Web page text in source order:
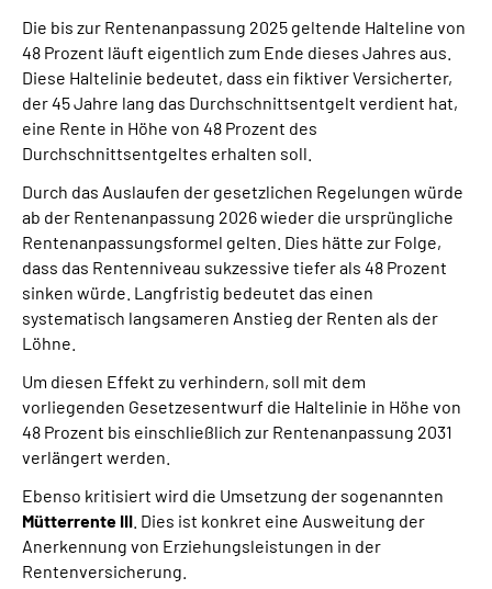
Die bis zur Rentenanpassung 2025 geltende Halteline von
48 Prozent läuft eigentlich zum Ende dieses Jahres aus.
Diese Haltelinie bedeutet, dass ein fiktiver Versicherter,
der 45 Jahre lang das Durchschnittsentgelt verdient hat,
eine Rente in Höhe von 48 Prozent des
Durchschnittsentgeltes erhalten soll.
Durch das Auslaufen der gesetzlichen Regelungen würde
ab der Rentenanpassung 2026 wieder die ursprüngliche
Rentenanpassungsformel gelten. Dies hätte zur Folge,
dass das Rentenniveau sukzessive tiefer als 48 Prozent
sinken würde. Langfristig bedeutet das einen
systematisch langsameren Anstieg der Renten als der
Löhne.
Um diesen Effekt zu verhindern, soll mit dem
vorliegenden Gesetzesentwurf die Haltelinie in Höhe von
48 Prozent bis einschließlich zur Rentenanpassung 2031
verlängert werden.
Ebenso kritisiert wird die Umsetzung der sogenannten
Mütterrente III . Dies ist konkret eine Ausweitung der
Anerkennung von Erziehungsleistungen in der
Rentenversicherung.